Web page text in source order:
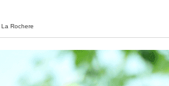
La Rochere